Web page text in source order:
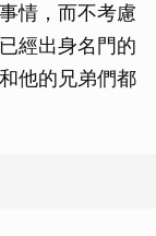
情，而不考慮
經出身名門的
他的兄弟們都